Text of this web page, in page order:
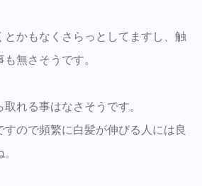
とかもなくさらっとしてますし、触
無さそうです。
れる事はなさそうです。
ので頻繁に白髪が伸びる人には良